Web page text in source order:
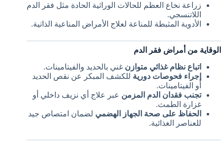
زراعة نخاع العظم للحالات الوراثية الحادة مثل فقر الدم
اللاتنسجي.
الأدوية المثبطة للمناعة لعلاج الأمراض المناعية الذاتية.
الوقاية من أمراض فقر الدم
اتباع نظام غذائي متوازن غني بالحديد والفيتامينات.
إجراء فحوصات دورية للكشف المبكر عن نقص الحديد
أو الفيتامينات.
تجنب فقدان الدم المزمن عبر علاج أي نزيف داخلي أو
غزارة الطمث.
الحفاظ على صحة الجهاز الهضمي لضمان امتصاص جيد
للعناصر الغذائية.